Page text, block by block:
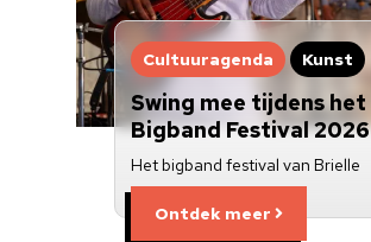
Cultuuragenda Kunst
Swing mee tijdens het
Bigband Festival 2026
Het bigband festival van Brielle
Ontdek meer